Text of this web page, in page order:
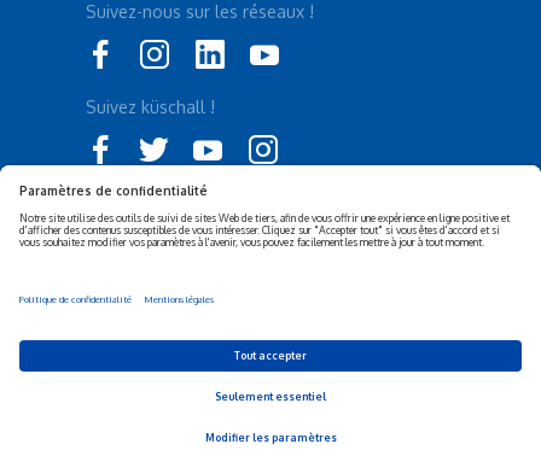
Déclaration d'accessibilité
Politique de confidentialité
Responsabilité sociétale de
© 2026 Invacare Corporation - All rights reserved.
Suivez-nous sur les réseaux !
Suivez küschall !